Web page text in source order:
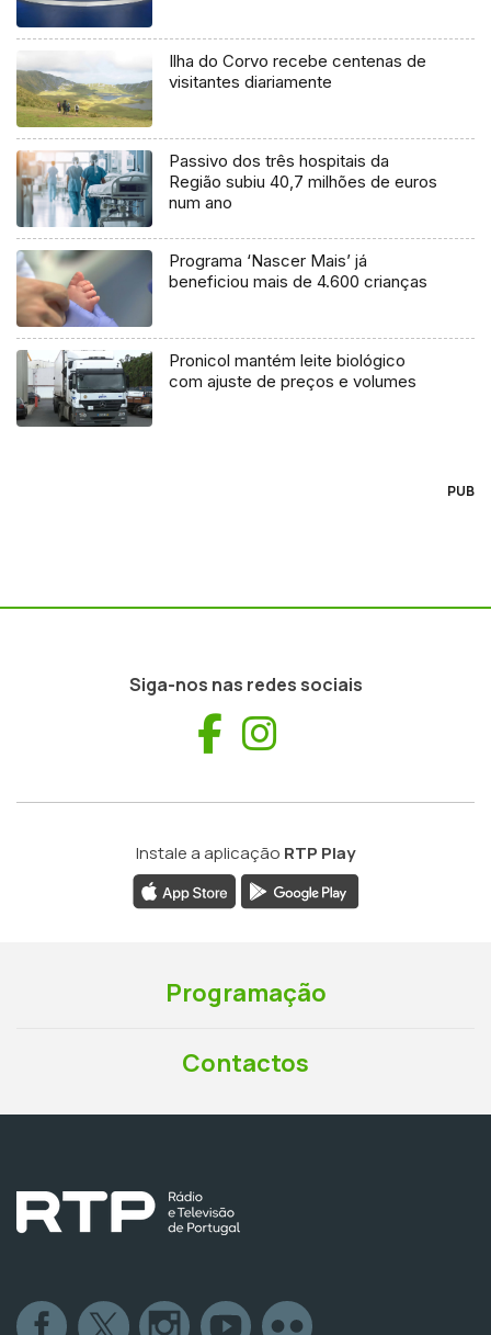
Ilha do Corvo recebe centenas de
visitantes diariamente
Passivo dos três hospitais da
Região subiu 40,7 milhões de euros
num ano
Programa ‘Nascer Mais’ já
beneficiou mais de 4.600 crianças
Pronicol mantém leite biológico
com ajuste de preços e volumes
PUB
Siga-nos nas redes sociais
Facebook
Instale a aplicação RTP Play
Programação
Contactos